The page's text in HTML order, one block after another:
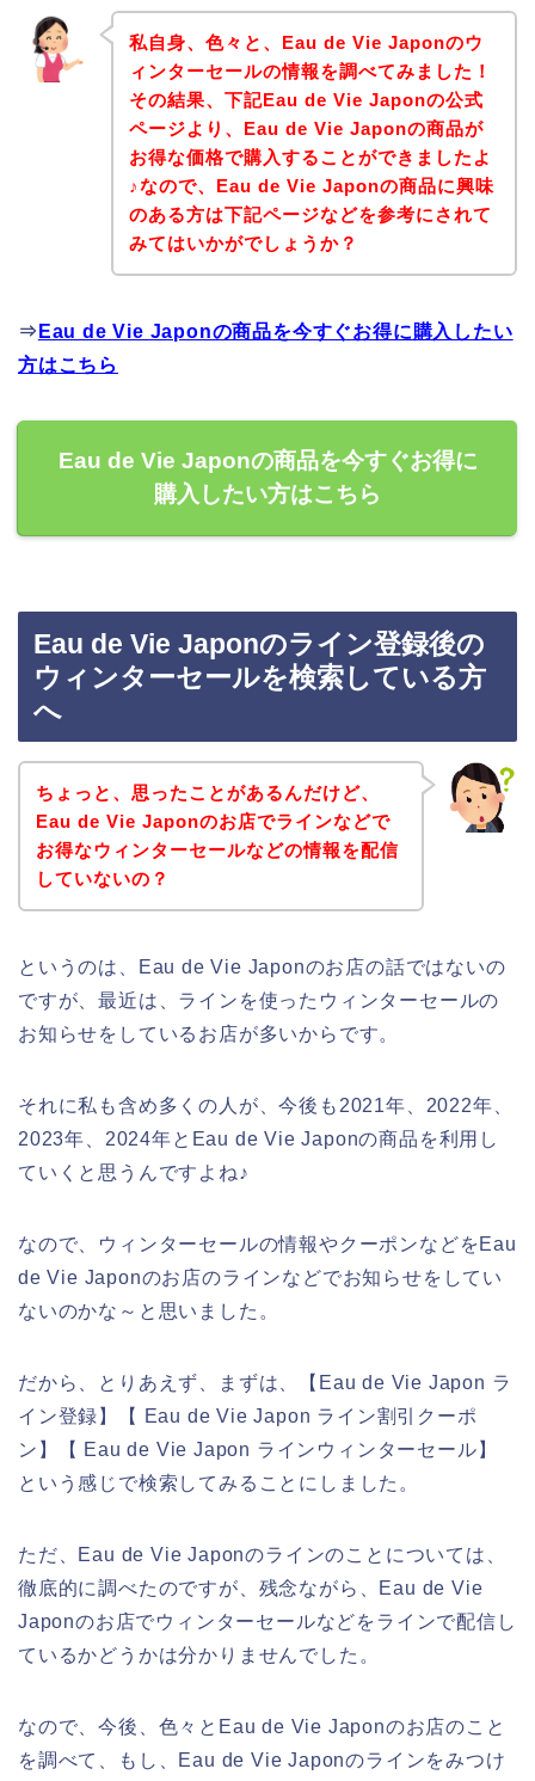
私自身、色々と、Eau de Vie Japonのウ
ィンターセールの情報を調べてみました！
その結果、下記Eau de Vie Japonの公式
ページより、Eau de Vie Japonの商品が
お得な価格で購入することができましたよ
♪なので、Eau de Vie Japonの商品に興味
のある方は下記ページなどを参考にされて
みてはいかがでしょうか？
⇒ Eau de Vie Japonの商品を今すぐお得に購入したい
方はこちら
Eau de Vie Japonの商品を今すぐお得に
購入したい方はこちら
Eau de Vie Japonのライン登録後の
ウィンターセールを検索している方
へ
ちょっと、思ったことがあるんだけど、
Eau de Vie Japonのお店でラインなどで
お得なウィンターセールなどの情報を配信
していないの？
というのは、Eau de Vie Japonのお店の話ではないの
ですが、最近は、ラインを使ったウィンターセールの
お知らせをしているお店が多いからです。
それに私も含め多くの人が、今後も2021年、2022年、
2023年、2024年とEau de Vie Japonの商品を利用し
ていくと思うんですよね♪
なので、ウィンターセールの情報やクーポンなどをEau
de Vie Japonのお店のラインなどでお知らせをしてい
ないのかな～と思いました。
だから、とりあえず、まずは、【Eau de Vie Japon ラ
イン登録】【 Eau de Vie Japon ライン割引クーポ
ン】【 Eau de Vie Japon ラインウィンターセール】
という感じで検索してみることにしました。
ただ、Eau de Vie Japonのラインのことについては、
徹底的に調べたのですが、残念ながら、Eau de Vie
Japonのお店でウィンターセールなどをラインで配信し
ているかどうかは分かりませんでした。
なので、今後、色々とEau de Vie Japonのお店のこと
を調べて、もし、Eau de Vie Japonのラインをみつけ